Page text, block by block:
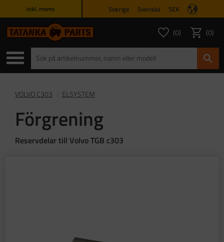
inkl. moms Sverige Svenska SEK
Favoriter
ANTAL
0 Kundvagn
0
VOLVO C303 ELSYSTEM
Förgrening
Reservdelar till Volvo TGB c303